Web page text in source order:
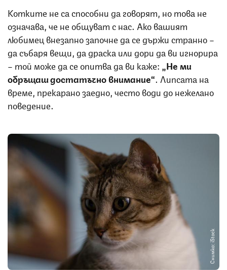
Котките не са способни да говорят, но това не
означава, че не общуват с нас. Ако вашият
любимец внезапно започне да се държи странно –
да събаря вещи, да драска или дори да ви игнорира
– той може да се опитва да ви каже: „Не ми
обръщаш достатъчно внимание“. Липсата на
време, прекарано заедно, често води до нежелано
поведение.
Снимка: iStock